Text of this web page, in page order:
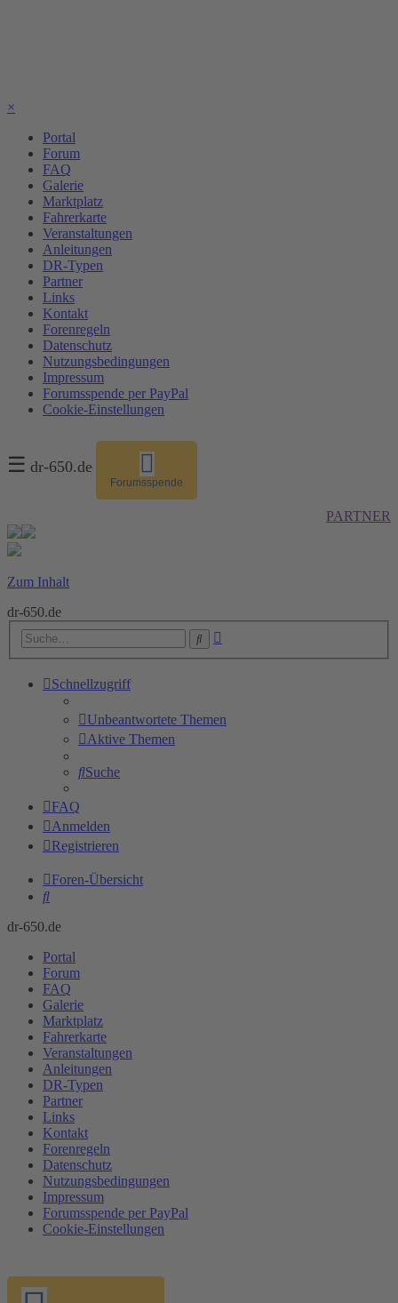
×
Portal
Forum
FAQ
Galerie
Marktplatz
Fahrerkarte
Veranstaltungen
Anleitungen
DR-Typen
Partner
Links
Kontakt
Forenregeln
Datenschutz
Nutzungsbedingungen
Impressum
Forumsspende per PayPal
Cookie-Einstellungen
☰ dr-650.de
Forumsspende
PARTNER
Zum Inhalt
dr-650.de
Suche
Schnellzugriff
Unbeantwortete Themen
Aktive Themen
Suche
FAQ
Anmelden
Registrieren
Foren-Übersicht
Suche
dr-650.de
Portal
Forum
FAQ
Galerie
Marktplatz
Fahrerkarte
Veranstaltungen
Anleitungen
DR-Typen
Partner
Links
Kontakt
Forenregeln
Datenschutz
Nutzungsbedingungen
Impressum
Forumsspende per PayPal
Cookie-Einstellungen